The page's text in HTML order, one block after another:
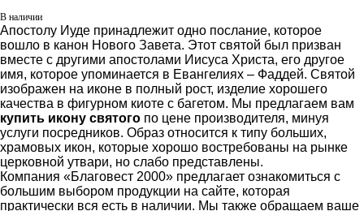
В наличии
Апостолу Иуде принадлежит одно послание, которое
вошло в канон Нового Завета. Этот святой был призван
вместе с другими апостолами Иисуса Христа, его другое
имя, которое упоминается в Евангелиях – Фаддей. Святой
изображен на иконе в полный рост, изделие хорошего
качества в фигурном киоте с багетом. Мы предлагаем вам
купить икону святого по цене производителя, минуя
услуги посредников. Образ относится к типу больших,
храмовых икон, которые хорошо востребованы на рынке
церковной утвари, но слабо представлены.
Компания «Благовест 2000» предлагает ознакомиться с
большим выбором продукции на сайте, которая
практически вся есть в наличии. Мы также обращаем ваше